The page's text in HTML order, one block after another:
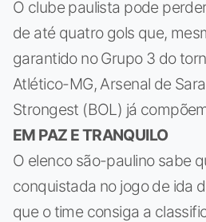
O clube paulista pode
de até quatro gols que,
garantido no Grupo 3 do
Atlético-MG, Arsenal de
Strongest (BOL) já
EM PAZ E TRANQUILO
O elenco são-paulino sabe
conquistada no jogo de ida
que o time consiga a